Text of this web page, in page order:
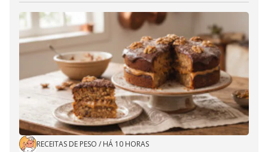
RECEITAS DE PESO / HÁ 10 HORAS